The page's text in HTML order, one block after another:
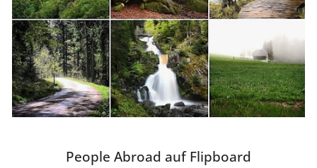
People Abroad auf Flipboard